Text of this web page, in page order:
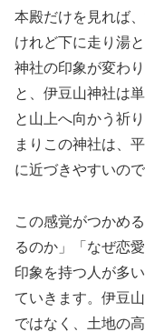
本殿だけを見れば
けれど下に走り湯
神社の印象が変わ
と、伊豆山神社は
と山上へ向かう祈
まりこの神社は、
に近づきやすいので
この感覚がつかめ
るのか」「なぜ恋
印象を持つ人が多
ていきます。伊豆
ではなく、土地の